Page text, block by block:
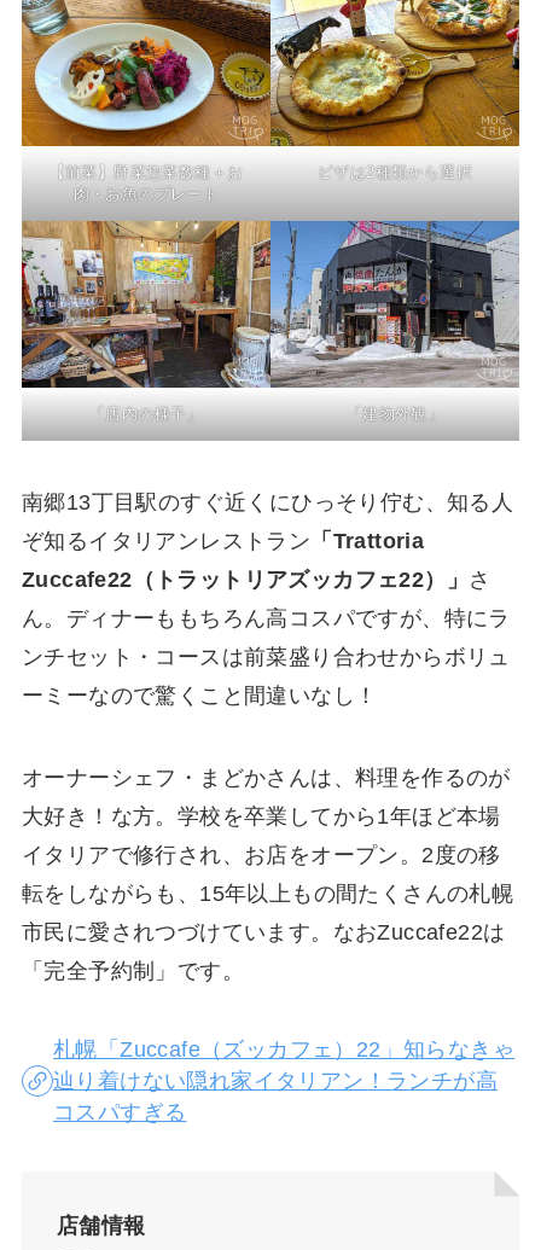
【前菜】野菜惣菜数種＋お
肉・お魚のプレート
ピザは2種類から選択
「店内の様子」 「建物外観」
南郷13丁目駅のすぐ近くにひっそり佇む、知る人
ぞ知るイタリアンレストラン 「Trattoria
Zuccafe22（トラットリアズッカフェ22）」 さ
ん。ディナーももちろん高コスパですが、特にラ
ンチセット・コースは前菜盛り合わせからボリュ
ーミーなので驚くこと間違いなし！
オーナーシェフ・まどかさんは、料理を作るのが
大好き！な方。学校を卒業してから1年ほど本場
イタリアで修行され、お店をオープン。2度の移
転をしながらも、15年以上もの間たくさんの札幌
市民に愛されつづけています。なおZuccafe22は
「完全予約制」です。
札幌「Zuccafe（ズッカフェ）22」知らなきゃ
辿り着けない隠れ家イタリアン！ランチが高
コスパすぎる
店舗情報